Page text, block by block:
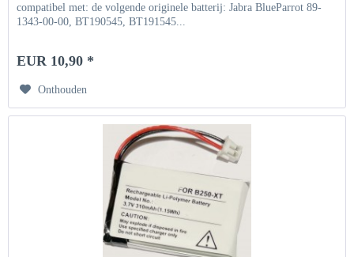
compatibel met: de volgende originele batterij: Jabra BlueParrot 89-
1343-00-00, BT190545, BT191545...
EUR 10,90 *
Onthouden